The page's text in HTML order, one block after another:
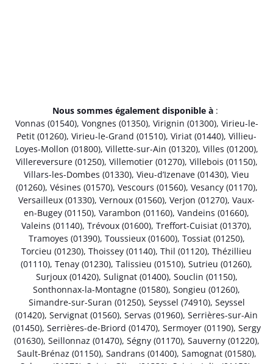
Nous sommes également disponible à :
Vonnas (01540), Vongnes (01350), Virignin (01300), Virieu-le-
Petit (01260), Virieu-le-Grand (01510), Viriat (01440), Villieu-
Loyes-Mollon (01800), Villette-sur-Ain (01320), Villes (01200),
Villereversure (01250), Villemotier (01270), Villebois (01150),
Villars-les-Dombes (01330), Vieu-d’Izenave (01430), Vieu
(01260), Vésines (01570), Vescours (01560), Vesancy (01170),
Versailleux (01330), Vernoux (01560), Verjon (01270), Vaux-
en-Bugey (01150), Varambon (01160), Vandeins (01660),
Valeins (01140), Trévoux (01600), Treffort-Cuisiat (01370),
Tramoyes (01390), Toussieux (01600), Tossiat (01250),
Torcieu (01230), Thoissey (01140), Thil (01120), Thézillieu
(01110), Tenay (01230), Talissieu (01510), Sutrieu (01260),
Surjoux (01420), Sulignat (01400), Souclin (01150),
Sonthonnax-la-Montagne (01580), Songieu (01260),
Simandre-sur-Suran (01250), Seyssel (74910), Seyssel
(01420), Servignat (01560), Servas (01960), Serrières-sur-Ain
(01450), Serrières-de-Briord (01470), Sermoyer (01190), Sergy
(01630), Seillonnaz (01470), Ségny (01170), Sauverny (01220),
Sault-Brénaz (01150), Sandrans (01400), Samognat (01580),